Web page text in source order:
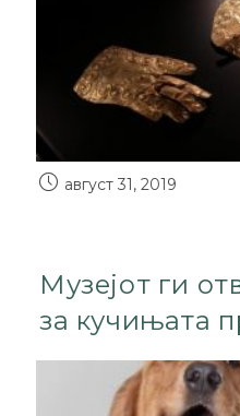
август 31, 2019
Музејот ги
за кучињата